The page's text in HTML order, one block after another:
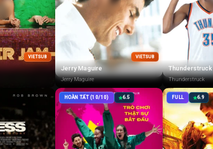
VIETSUB VIETSUB
Jerry Maguire
Jerry Maguire
Thunderstruck
Thunderstruck
HOÀN TẤT (10/10) 6.5 FULL 6.9